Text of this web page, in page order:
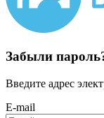
Забыли
Введите адрес
E-mail